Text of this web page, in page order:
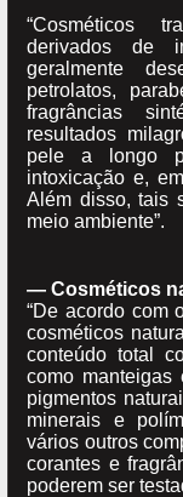
“Cosméticos
derivados de
geralmente
petrolatos,
fragrâncias
resultados
pele a longo
intoxicação e,
Além disso, tais
meio ambiente”.
— Cosméticos
“De acordo com
cosméticos
conteúdo total
como manteigas
pigmentos
minerais e
vários outros
corantes e
poderem ser